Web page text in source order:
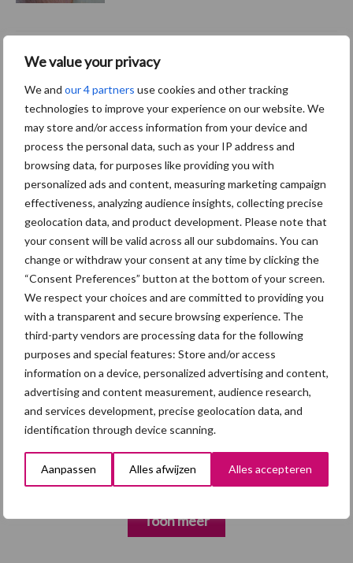
We value your privacy
We and our 4 partners use cookies and other tracking
technologies to improve your experience on our website. We
may store and/or access information from your device and
process the personal data, such as your IP address and
browsing data, for purposes like providing you with
personalized ads and content, measuring marketing campaign
effectiveness, analyzing audience insights, collecting precise
geolocation data, and product development. Please note that
your consent will be valid across all our subdomains. You can
change or withdraw your consent at any time by clicking the
“Consent Preferences” button at the bottom of your screen.
We respect your choices and are committed to providing you
with a transparent and secure browsing experience. The
third-party vendors are processing data for the following
purposes and special features: Store and/or access
information on a device, personalized advertising and content,
advertising and content measurement, audience research,
and services development, precise geolocation data, and
identification through device scanning.
Aanpassen Alles afwijzen Alles accepteren
Bijtgedrag bij biggen met
lange staarten: “Als het
begint, dan gaat het ook
echt los”
“Zie je een aangevreten
staart, dan moet alles
wijken”
Themapagina
Diergezondheid Fokkerij Huisvesting
Afrikaanse
varkenspest
Brachyspira
Toon meer